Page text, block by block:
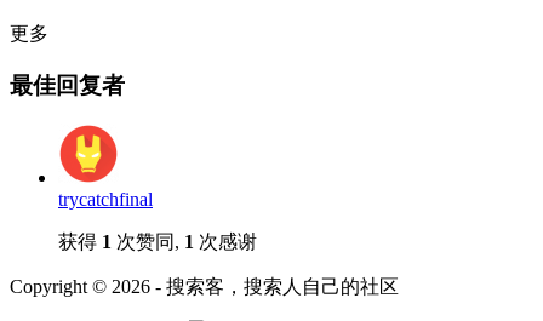
更多
最佳回复者
trycatchfinal
获得 1 次赞同, 1 次感谢
Copyright © 2026 - 搜索客，搜索人自己的社区